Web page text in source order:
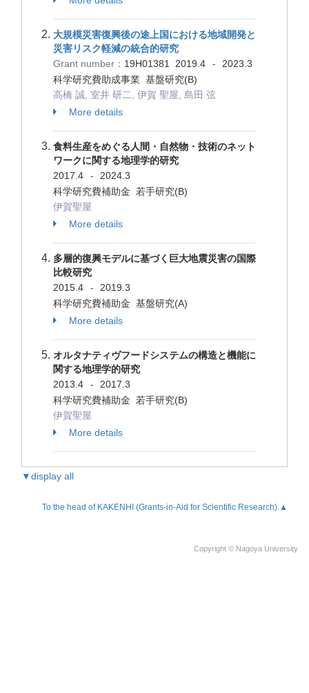
大規模災害復興後の途上国における地域開発と
災害リスク軽減の統合的研究
Grant number： 19H01381 2019.4 -
2023.3
科学研究費助成事業 基盤研究(B)
高橋 誠, 室井 研二, 伊賀 聖屋, 島田 弦
More details
食料生産をめぐる人間・自然物・技術のネット
ワークに関する地理学的研究
2017.4
-
2024.3
科学研究費補助金 若手研究(B)
伊賀聖屋
More details
多層的復興モデルに基づく巨大地震災害の国際
比較研究
2015.4
-
2019.3
科学研究費補助金 基盤研究(A)
More details
オルタナティヴフードシステムの構造と機能に
関する地理学的研究
2013.4
-
2017.3
科学研究費補助金 若手研究(B)
伊賀聖屋
More details
▼display all
To the head of KAKENHI (Grants-in-Aid for Scientific Research).▲
Copyright © Nagoya University